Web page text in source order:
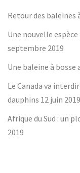
Retour des baleines
Une nouvelle
septembre 2019
Une baleine à bosse
Le Canada va
dauphins 12 juin 2019
Afrique du Sud : un
2019